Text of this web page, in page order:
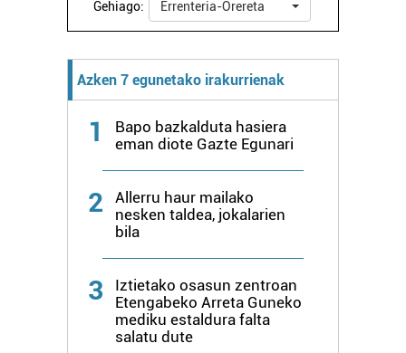
Gehiago: Errenteria-Orereta
Azken 7 egunetako irakurrienak
1
Bapo bazkalduta hasiera
eman diote Gazte Egunari
2
Allerru haur mailako
nesken taldea, jokalarien
bila
3
Iztietako osasun zentroan
Etengabeko Arreta Guneko
mediku estaldura falta
salatu dute